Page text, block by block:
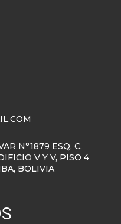
N°1879 ESQ. C.
V Y V, PISO 4
BOLIVIA